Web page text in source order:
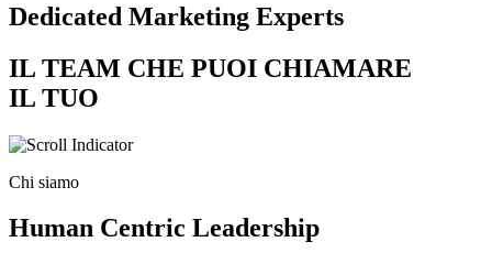
Dedicated Marketing Experts
IL TEAM CHE PUOI CHIAMARE
IL TUO
Chi siamo
Human Centric Leadership